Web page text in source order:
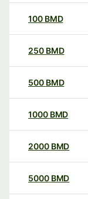
100 BMD
250 BMD
500 BMD
1000 BMD
2000 BMD
5000 BMD